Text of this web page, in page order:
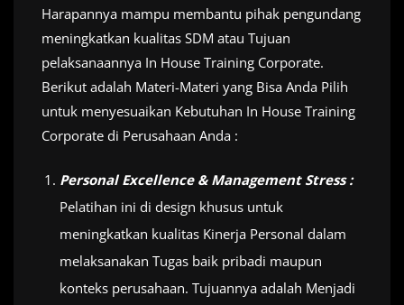
Harapannya mampu membantu pihak pengundang
meningkatkan kualitas SDM atau Tujuan
pelaksanaannya In House Training Corporate.
Berikut adalah Materi-Materi yang Bisa Anda Pilih
untuk menyesuaikan Kebutuhan In House Training
Corporate di Perusahaan Anda :
Personal Excellence & Management Stress :
Pelatihan ini di design khusus untuk
meningkatkan kualitas Kinerja Personal dalam
melaksanakan Tugas baik pribadi maupun
konteks perusahaan. Tujuannya adalah Menjadi